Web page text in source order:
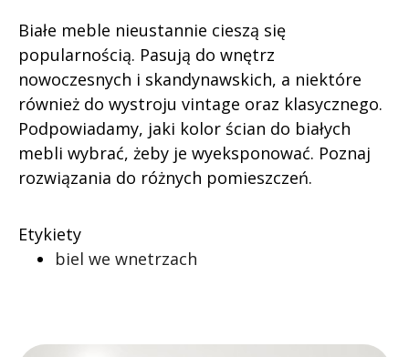
Białe meble nieustannie cieszą się
popularnością. Pasują do wnętrz
nowoczesnych i skandynawskich, a niektóre
również do wystroju vintage oraz klasycznego.
Podpowiadamy, jaki kolor ścian do białych
mebli wybrać, żeby je wyeksponować. Poznaj
rozwiązania do różnych pomieszczeń.
Etykiety
biel we wnetrzach